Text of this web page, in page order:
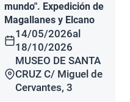
mundo". Expedición de
Magallanes y Elcano
14/05/2026al
18/10/2026
MUSEO DE SANTA
CRUZ C/ Miguel de
Cervantes, 3